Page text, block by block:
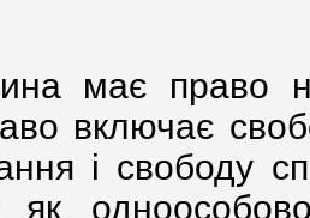
має право
включає
і свободу
як